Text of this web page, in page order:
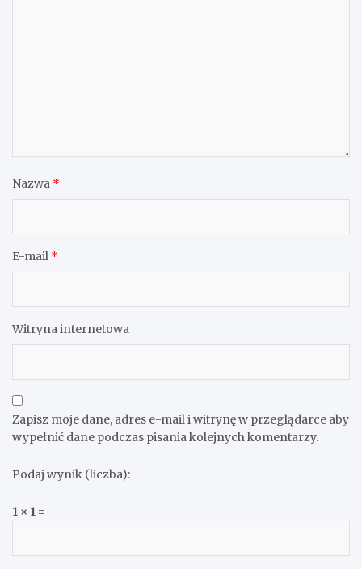
Nazwa *
E-mail *
Witryna internetowa
Zapisz moje dane, adres e-mail i witrynę w przeglądarce aby
wypełnić dane podczas pisania kolejnych komentarzy.
Podaj wynik (liczba):
1 × 1 =